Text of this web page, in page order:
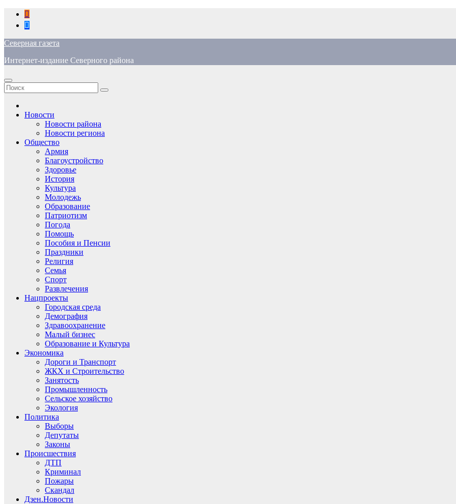
Перейти
содержимому
Северная газета
Интернет-издание Северного района
Новости
Новости района
Новости региона
Общество
Армия
Благоустройство
Здоровье
История
Культура
Молодежь
Образование
Патриотизм
Погода
Помощь
Пособия и Пенсии
Праздники
Религия
Семья
Спорт
Развлечения
Нацпроекты
Городская среда
Демография
Здравоохранение
Малый бизнес
Образование и Культура
Экономика
Дороги и Транспорт
ЖКХ и Строительство
Занятость
Промышленность
Сельское хозяйство
Экология
Политика
Выборы
Депутаты
Законы
Происшествия
ДТП
Криминал
Пожары
Скандал
Дзен.Новости